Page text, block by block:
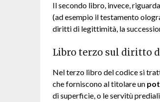
Il secondo libro, invece, riguarda
(ad esempio il testamento
diritti di legittimità, la
Libro terzo sul diritto
Nel terzo libro del codice si
che forniscono al titolare un
di superficie, o le servitù